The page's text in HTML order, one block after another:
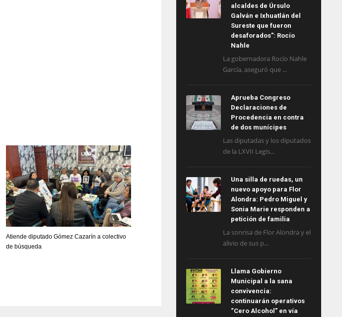
Atiende diputado Gómez Cazarín a colectivo
de búsqueda
alcaldes de Úrsulo
Galván e Ixhuatlán del
Sureste que fueron
desaforados”: Rocío
Nahle
La gobernadora Rocío Nahle
García, aseguró que ...
Aprueba Congreso
Declaraciones de
Procedencia en contra
de dos munícipes
Las diputadas y los diputados
de la LXVII Legis...
Una silla de ruedas, un
nuevo apoyo para Flor
Alondra: Pedro Miguel y
Sonia Marie responden a
petición de familia
La sonrisa de Flor Alondra y el
alivio de sus p...
Llama Gobierno
Municipal a la sana
convivencia:
continuarán operativos
“Cero Alcohol” en vía